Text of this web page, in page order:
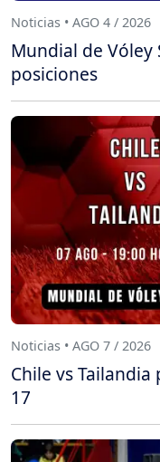
Noticias • AGO 4 / 2026
Mundial de Vóley
posiciones
Noticias • AGO 7 / 2026
Chile vs
17